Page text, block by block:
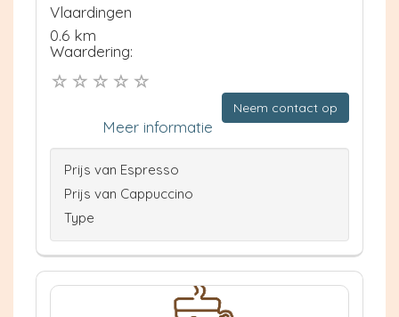
Vlaardingen
0.6 km
Waardering:
Neem contact op
Meer informatie
Prijs van Espresso
Prijs van Cappuccino
Type